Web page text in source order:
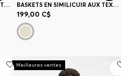
POLO PADDY SLIM EN COTON INTERLOCK BASKETS EN SIMILICUIR AUX TEXTURES UNIES ET GRAINÉES
199,00 C$
Meilleures ventes